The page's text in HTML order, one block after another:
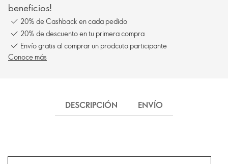
beneficios!
20% de Cashback en cada pedido
20% de descuento en tu primera compra
Envío gratis al comprar un prodcuto participante
Conoce más
DESCRIPCIÓN ENVÍO